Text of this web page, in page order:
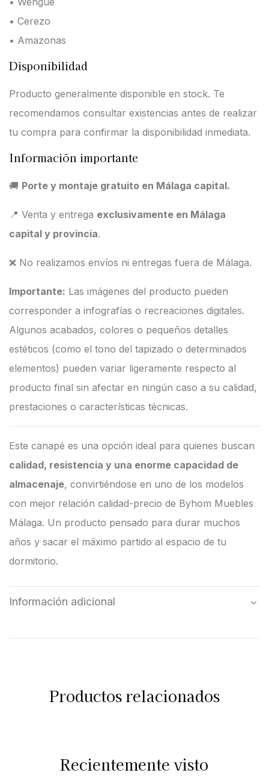
• Cerezo
• Amazonas
Disponibilidad
Producto generalmente disponible en stock. Te
recomendamos consultar existencias antes de realizar
tu compra para confirmar la disponibilidad inmediata.
Información importante
🚚 Porte y montaje gratuito en Málaga capital.
📍 Venta y entrega exclusivamente en Málaga
capital y provincia.
❌ No realizamos envíos ni entregas fuera de Málaga.
Importante: Las imágenes del producto pueden
corresponder a infografías o recreaciones digitales.
Algunos acabados, colores o pequeños detalles
estéticos (como el tono del tapizado o determinados
elementos) pueden variar ligeramente respecto al
producto final sin afectar en ningún caso a su calidad,
prestaciones o características técnicas.
Este canapé es una opción ideal para quienes buscan
calidad, resistencia y una enorme capacidad de
almacenaje, convirtiéndose en uno de los modelos
con mejor relación calidad-precio de Byhom Muebles
Málaga. Un producto pensado para durar muchos
años y sacar el máximo partido al espacio de tu
dormitorio.
Información adicional
Productos relacionados
Recientemente visto